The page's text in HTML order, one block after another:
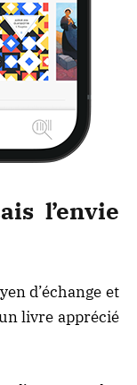
l’envie
d’échange et
livre apprécié